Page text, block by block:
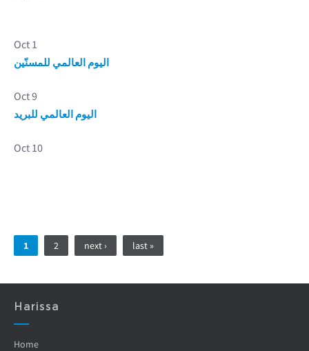
Oct 1
اليوم العالمي للمسنّين
Oct 9
اليوم العالمي للبريد
Oct 10
Pages
1 2 next › last »
Harissa
Home